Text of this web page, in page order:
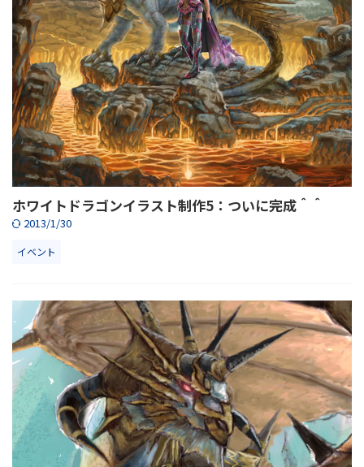
ホワイトドラゴンイラスト制作5：ついに完成＾＾
2013/1/30
イベント